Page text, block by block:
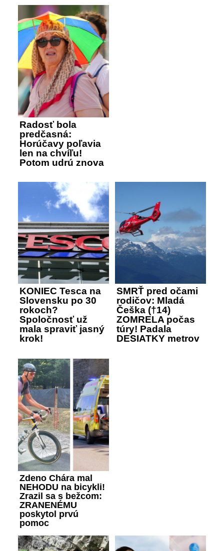
Radosť bola
predčasná:
Horúčavy poľavia
len na chvíľu!
Potom udrú znova
KONIEC Tesca na
Slovensku po 30
rokoch?
Spoločnosť už
mala spraviť jasný
krok!
SMRŤ pred očami
rodičov: Mladá
Češka (†14)
ZOMRELA počas
túry! Padala
DESIATKY metrov
Zdeno Chára mal
NEHODU na bicykli!
Zrazil sa s bežcom:
ZRANENÉMU
poskytol prvú
pomoc